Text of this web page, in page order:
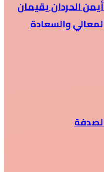
الحردان يقيمان
والسعادة